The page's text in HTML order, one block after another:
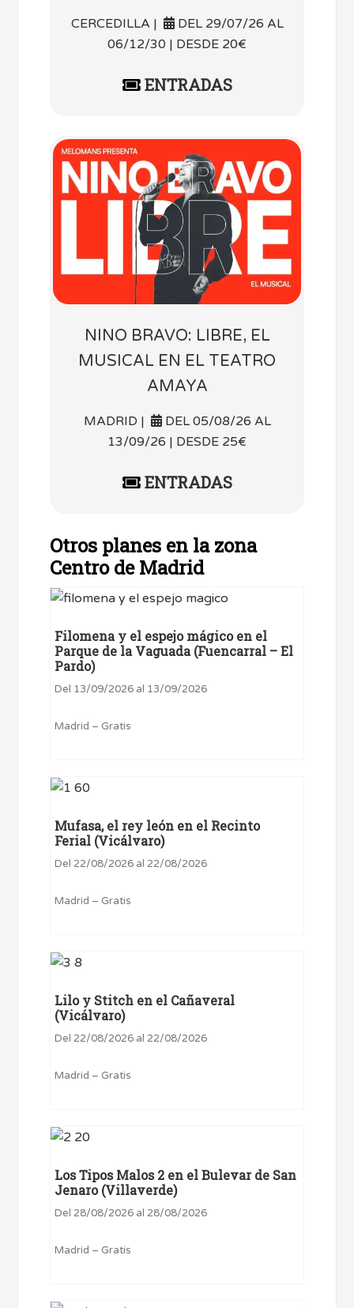
CERCEDILLA |
DEL 29/07/26 AL
06/12/30 | DESDE 20€
ENTRADAS
NINO BRAVO: LIBRE, EL
MUSICAL EN EL TEATRO
AMAYA
MADRID |
DEL 05/08/26 AL
13/09/26 | DESDE 25€
ENTRADAS
Otros planes en la zona
Centro de Madrid
Filomena y el espejo mágico en el
Parque de la Vaguada (Fuencarral – El
Pardo)
Del 13/09/2026 al 13/09/2026
Madrid – Gratis
Mufasa, el rey león en el Recinto
Ferial (Vicálvaro)
Del 22/08/2026 al 22/08/2026
Madrid – Gratis
Lilo y Stitch en el Cañaveral
(Vicálvaro)
Del 22/08/2026 al 22/08/2026
Madrid – Gratis
Los Tipos Malos 2 en el Bulevar de San
Jenaro (Villaverde)
Del 28/08/2026 al 28/08/2026
Madrid – Gratis